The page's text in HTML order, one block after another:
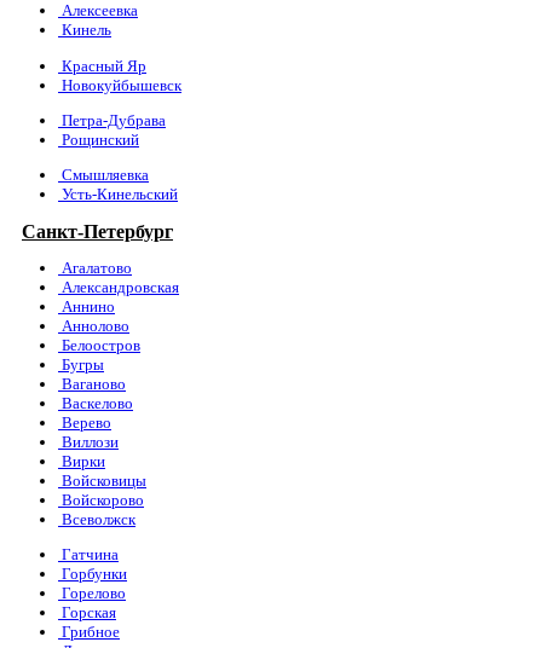
Алексеевка
Кинель
Красный Яр
Новокуйбышевск
Петра-Дубрава
Рощинский
Смышляевка
Усть-Кинельский
Санкт-Петербург
Агалатово
Александровская
Аннино
Аннолово
Белоостров
Бугры
Ваганово
Васкелово
Верево
Виллози
Вирки
Войсковицы
Войскорово
Всеволжск
Гатчина
Горбунки
Горелово
Горская
Грибное